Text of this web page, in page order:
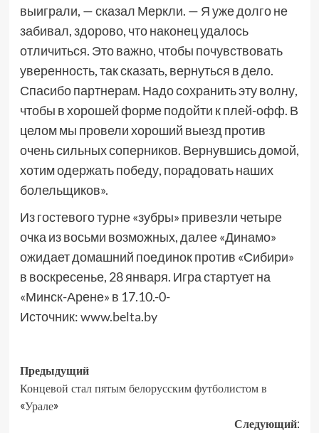
выиграли, — сказал Меркли. — Я уже долго не
забивал, здорово, что наконец удалось
отличиться. Это важно, чтобы почувствовать
уверенность, так сказать, вернуться в дело.
Спасибо партнерам. Надо сохранить эту волну,
чтобы в хорошей форме подойти к плей-офф. В
целом мы провели хороший выезд против
очень сильных соперников. Вернувшись домой,
хотим одержать победу, порадовать наших
болельщиков».
Из гостевого турне «зубры» привезли четыре
очка из восьми возможных, далее «Динамо»
ожидает домашний поединок против «Сибири»
в воскресенье, 28 января. Игра стартует на
«Минск-Арене» в 17.10.-0-
Источник:www.belta.by
Предыдущий
Концевой стал пятым белорусским футболистом в
«Урале»
Следующий: